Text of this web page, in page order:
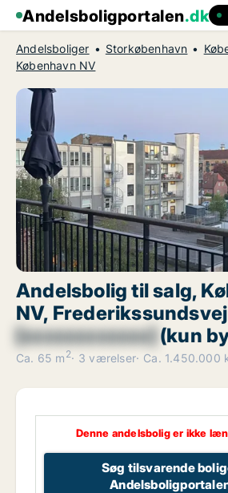
Andelsboligportalen.dk
Andelsboliger Storkøbenhavn
København NV
Andelsbolig til salg,
NV, Frederikssundsvej
[xxxxxxxxxxxx](kun
Ca. 65 m 2 3 værelser Ca. 1.450.000
Denne andelsbolig er ikke
Søg tilsvarende